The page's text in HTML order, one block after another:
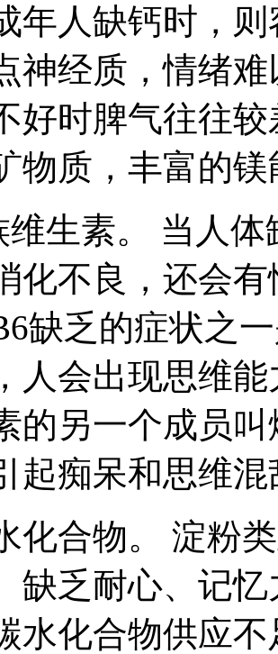
年人缺钙时，
神经质，情绪
好时脾气往往
物质，丰富的
素。 当人体
化不良，还会
缺乏的症状之
人会出现思维
的另一个成员
起痴呆和思维混
合物。 淀粉类
缺乏耐心、记
水化合物供应